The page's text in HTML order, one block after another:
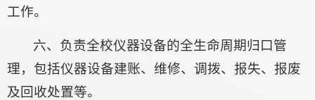
工作。
六、负责全校仪器设备的全生命周期归口管
理，包括仪器设备建账、维修、调拨、报失、报废
及回收处置等。